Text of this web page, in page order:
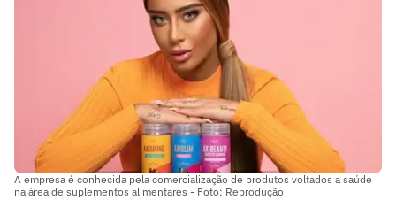
A empresa é conhecida pela comercialização de produtos voltados a saúde
na área de suplementos alimentares - Foto: Reprodução